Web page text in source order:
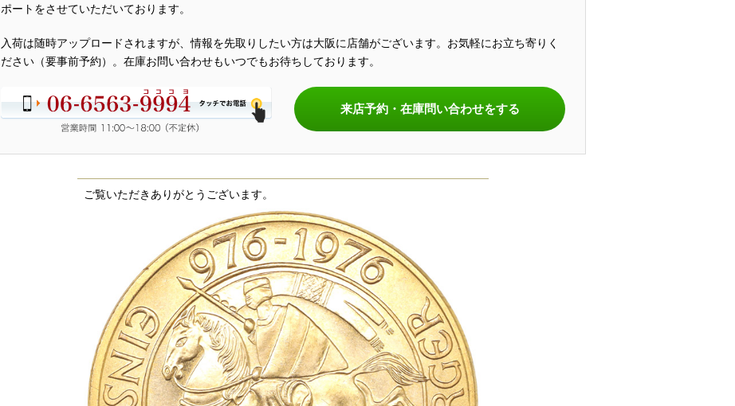
ポートをさせていただいております。
入荷は随時アップロードされますが、情報を先取りしたい方は大阪に店舗がございます。お気軽にお立ち寄りく
ださい（要事前予約）。在庫お問い合わせもいつでもお待ちしております。
来店予約・在庫問い合わせをする
ご覧いただきありがとうございます。